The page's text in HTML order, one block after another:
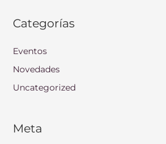
Categorías
Eventos
Novedades
Uncategorized
Meta